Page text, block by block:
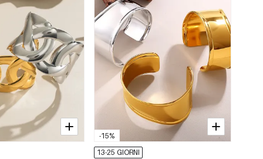
-15%
13-25 GIORNI